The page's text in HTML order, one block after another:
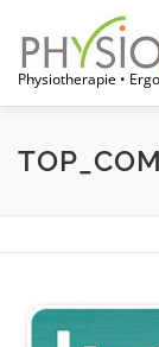
Inhalt
springen
Physiotherapie •
START
ÜBER UNS